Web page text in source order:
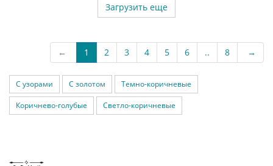
Загрузить еще
← 1 2 3 4 5 6 .. 8 →
С узорами С золотом Темно-коричневые
Коричнево-голубые Светло-коричневые